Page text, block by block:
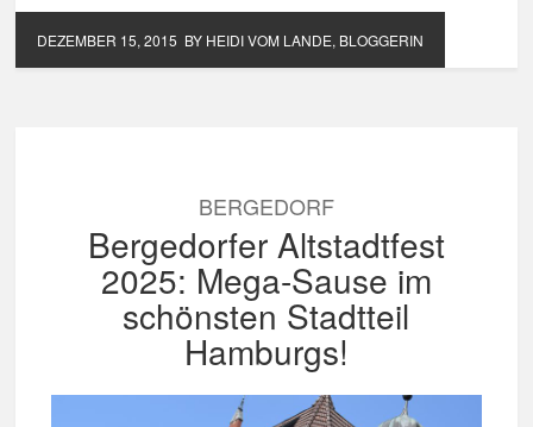
DEZEMBER 15, 2015 BY HEIDI VOM LANDE, BLOGGERIN
BERGEDORF
Bergedorfer Altstadtfest
2025: Mega-Sause im
schönsten Stadtteil
Hamburgs!